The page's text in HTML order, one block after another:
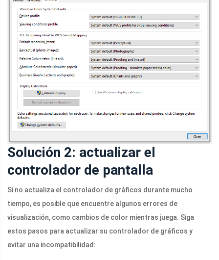
Solución 2: actualizar el
controlador de pantalla
Si no actualiza el controlador de gráficos durante mucho
tiempo, es posible que encuentre algunos errores de
visualización, como cambios de color mientras juega. Siga
estos pasos para actualizar su controlador de gráficos y
evitar una incompatibilidad: